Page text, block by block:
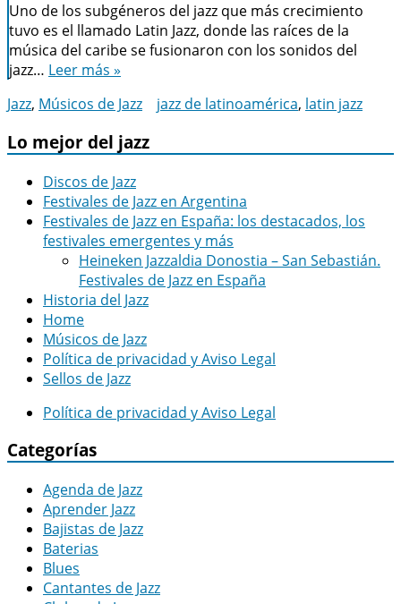
Uno de los subgéneros del jazz que más crecimiento
tuvo es el llamado Latin Jazz, donde las raíces de la
música del caribe se fusionaron con los sonidos del
jazz… Leer más »
Jazz, Músicos de Jazz jazz de latinoamérica, latin jazz
Lo mejor del jazz
Discos de Jazz
Festivales de Jazz en Argentina
Festivales de Jazz en España: los destacados, los
festivales emergentes y más
Heineken Jazzaldia Donostia – San Sebastián.
Festivales de Jazz en España
Historia del Jazz
Home
Músicos de Jazz
Política de privacidad y Aviso Legal
Sellos de Jazz
Política de privacidad y Aviso Legal
Categorías
Agenda de Jazz
Aprender Jazz
Bajistas de Jazz
Baterias
Blues
Cantantes de Jazz